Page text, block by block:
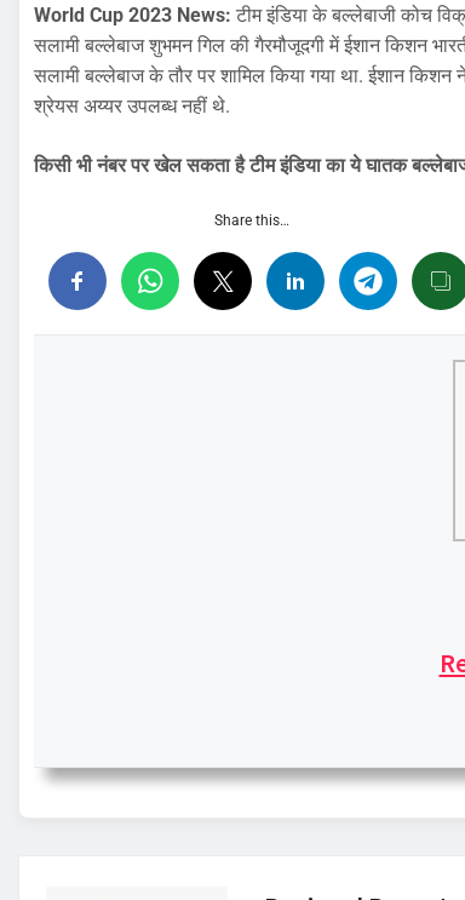
World Cup 2023 News: टीम इंडिया के बल्लेबाजी कोच
सलामी बल्लेबाज शुभमन गिल की गैरमौजूदगी में ईशान किशन
सलामी बल्लेबाज के तौर पर शामिल किया गया था. ईशान
श्रेयस अय्यर उपलब्ध नहीं थे.
किसी भी नंबर पर खेल सकता है टीम इंडिया का ये घातक
Share this…